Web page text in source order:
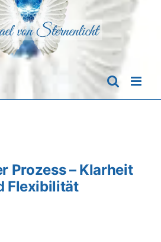
Prozess – Klarheit
Flexibilität